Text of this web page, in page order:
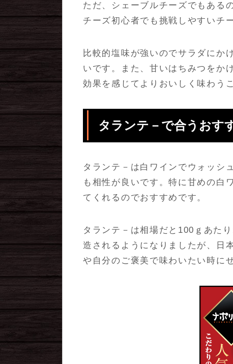
ただ、シェーブルチーズでもある
チーズ初心者でも挑戦しやすいチ
比較的塩味が強いのでサラダにか
いです。また、甘いはちみつをか
効果を感じてよりおいしく味わう
タランテ－で合うおす
タランテ－は白ワインでウォッシ
も相性が良いです。特に甘めの白
てくれるのでおすすめです。
タランテ－は相場だと100ｇあた
造されるようになりましたが、日
や自分のご褒美で味わいたい時に